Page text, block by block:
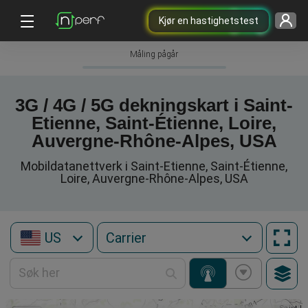
Kjør en hastighetstest
Måling pågår
3G / 4G / 5G dekningskart i Saint-
Etienne, Saint-Étienne, Loire,
Auvergne-Rhône-Alpes, USA
Mobildatanettverk i Saint-Etienne, Saint-Étienne,
Loire, Auvergne-Rhône-Alpes, USA
US